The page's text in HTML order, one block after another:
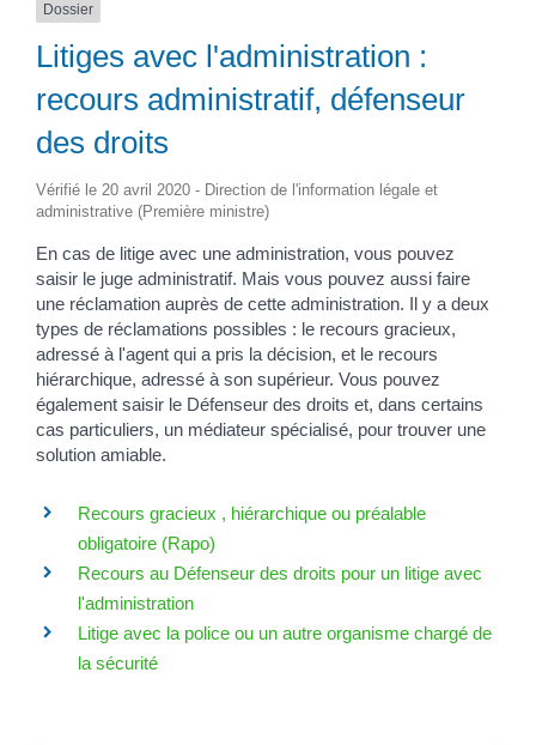
Dossier
Litiges avec l'administration :
recours administratif, défenseur
des droits
Vérifié le 20 avril 2020 - Direction de l'information légale et
administrative (Première ministre)
En cas de litige avec une administration, vous pouvez
saisir le juge administratif. Mais vous pouvez aussi faire
une réclamation auprès de cette administration. Il y a deux
types de réclamations possibles : le recours gracieux,
adressé à l'agent qui a pris la décision, et le recours
hiérarchique, adressé à son supérieur. Vous pouvez
également saisir le Défenseur des droits et, dans certains
cas particuliers, un médiateur spécialisé, pour trouver une
solution amiable.
Recours gracieux , hiérarchique ou préalable
obligatoire (Rapo)
Recours au Défenseur des droits pour un litige avec
l'administration
Litige avec la police ou un autre organisme chargé de
la sécurité